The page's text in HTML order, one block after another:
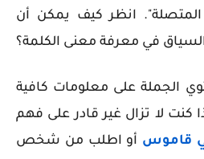
المتصلة". انظر كيف يمكن أن
في معرفة معنى الكلمة؟
الجملة على معلومات كافية
كنت لا تزال غير قادر على فهم
قاموس أو اطلب من شخص